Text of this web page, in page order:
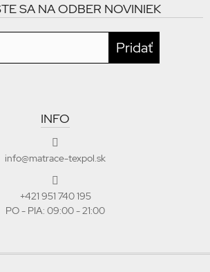
SA NA ODBER NOVINIEK
INFO
info@matrace-texpol.sk
+421 951 740 195
PO - PIA: 09:00 - 21:00